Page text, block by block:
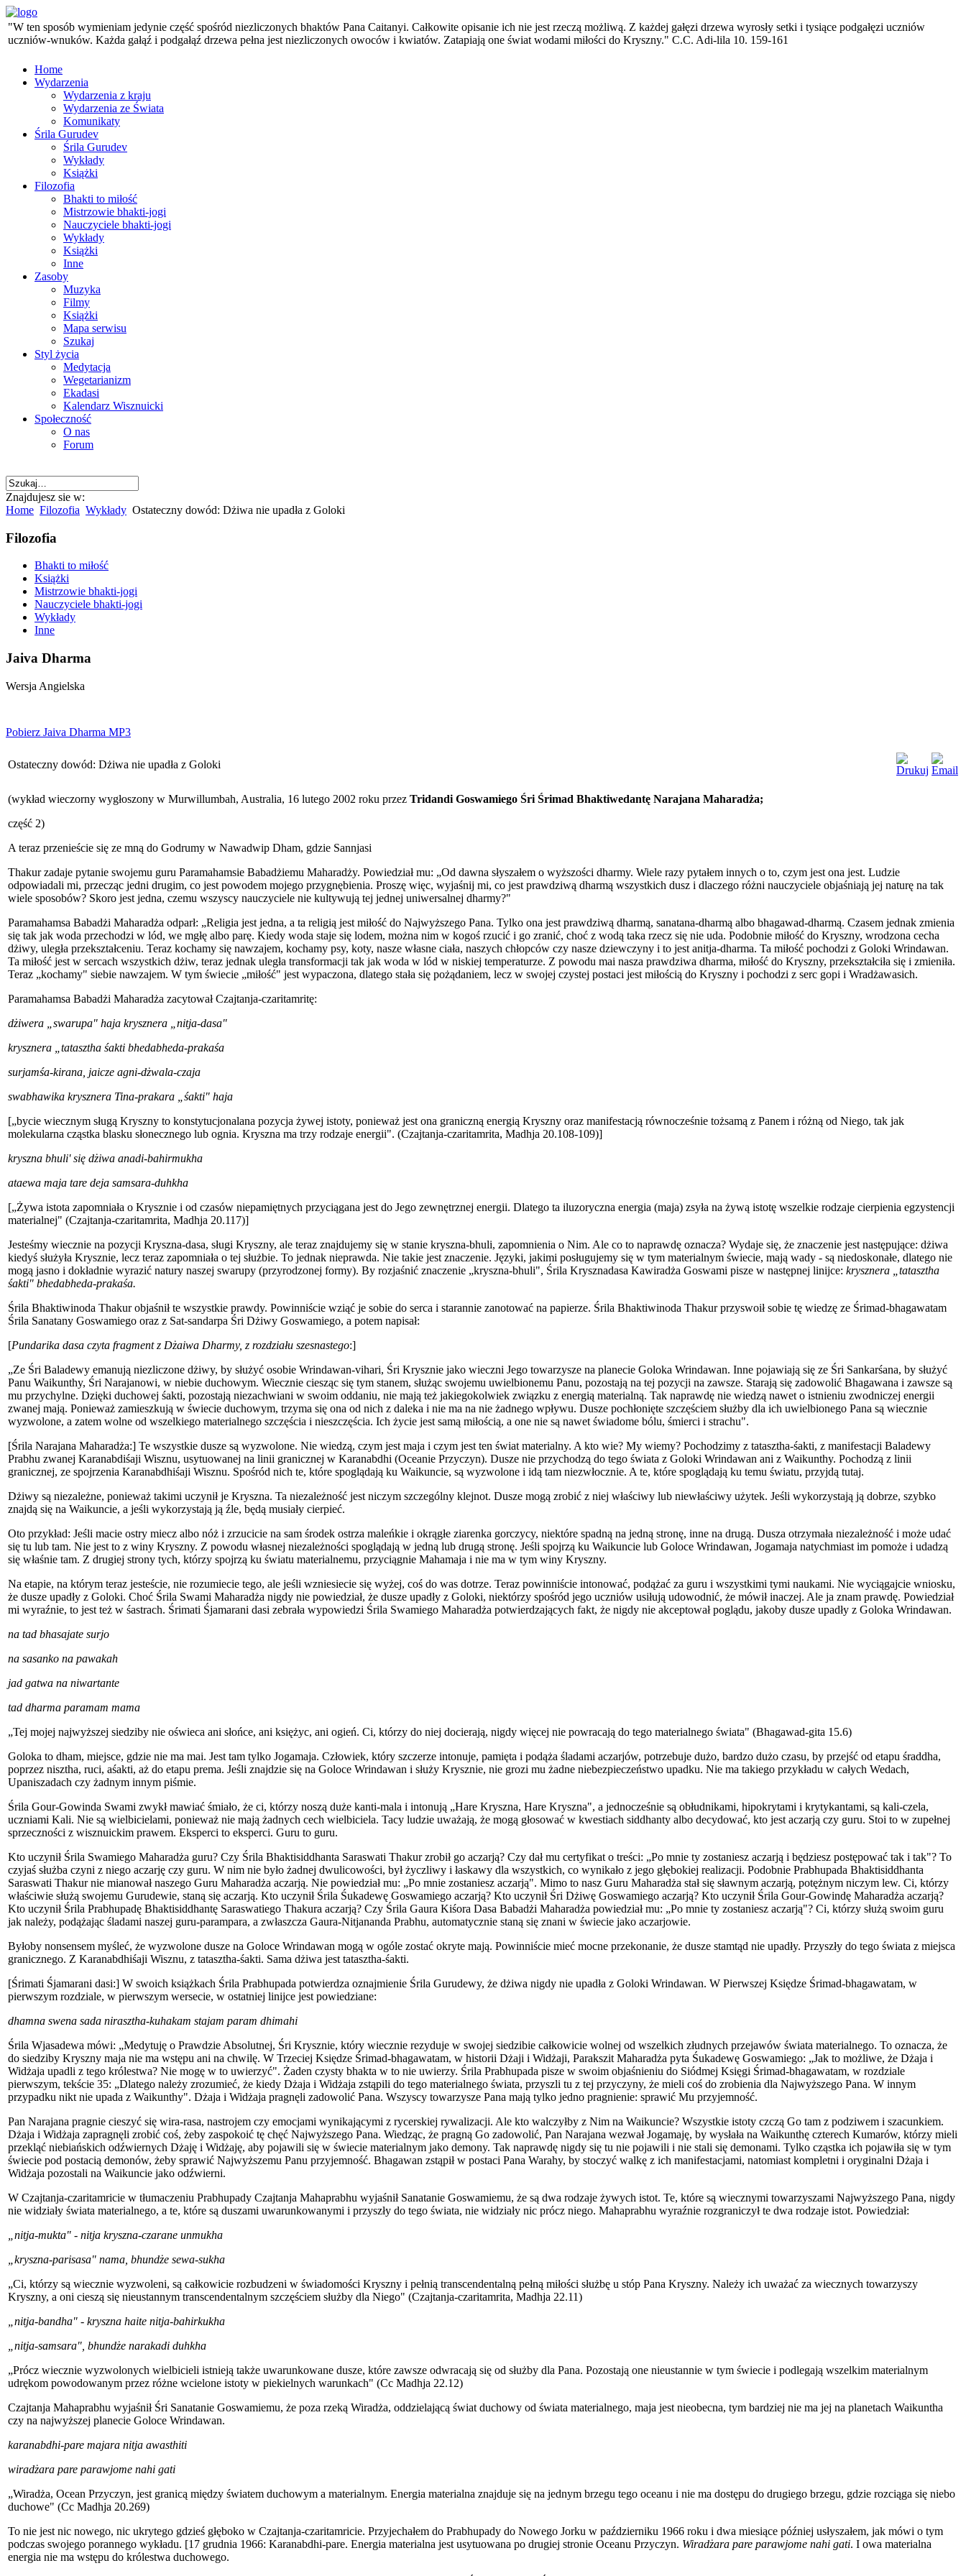
"W ten sposób wymieniam jedynie część spośród niezliczonych bhaktów Pana Caitanyi. Całkowite opisanie ich nie jest rzeczą możliwą. Z każdej gałęzi drzewa wyrosły setki i tysiące podgałęzi uczniów
uczniów-wnuków. Każda gałąź i podgałąź drzewa pełna jest niezliczonych owoców i kwiatów. Zatapiają one świat wodami miłości do Kryszny." C.C. Adi-lila 10. 159-161
Home
Wydarzenia
Wydarzenia z kraju
Wydarzenia ze Świata
Komunikaty
Śrila Gurudev
Śrila Gurudev
Wykłady
Książki
Filozofia
Bhakti to miłość
Mistrzowie bhakti-jogi
Nauczyciele bhakti-jogi
Wykłady
Książki
Inne
Zasoby
Muzyka
Filmy
Książki
Mapa serwisu
Szukaj
Styl życia
Medytacja
Wegetarianizm
Ekadasi
Kalendarz Wisznuicki
Społeczność
O nas
Forum
Znajdujesz sie w:
Home Filozofia Wykłady Ostateczny dowód: Dżiwa nie upadła z Goloki
Filozofia
Bhakti to miłość
Książki
Mistrzowie bhakti-jogi
Nauczyciele bhakti-jogi
Wykłady
Inne
Jaiva Dharma
Wersja Angielska
Pobierz Jaiva Dharma MP3
Ostateczny dowód: Dżiwa nie upadła z Goloki
(wykład wieczorny wygłoszony w Murwillumbah, Australia, 16 lutego 2002 roku przez Tridandi Goswamiego Śri Śrimad Bhaktiwedantę Narajana Maharadża;
część 2)
A teraz przenieście się ze mną do Godrumy w Nawadwip Dham, gdzie Sannjasi
Thakur zadaje pytanie swojemu guru Paramahamsie Babadżiemu Maharadży. Powiedział mu: „Od dawna słyszałem o wyższości dharmy. Wiele razy pytałem innych o to, czym jest ona jest. Ludzie
odpowiadali mi, przecząc jedni drugim, co jest powodem mojego przygnębienia. Proszę więc, wyjaśnij mi, co jest prawdziwą dharmą wszystkich dusz i dlaczego różni nauczyciele objaśniają jej naturę na tak
wiele sposobów? Skoro jest jedna, czemu wszyscy nauczyciele nie kultywują tej jednej uniwersalnej dharmy?"
Paramahamsa Babadżi Maharadża odparł: „Religia jest jedna, a ta religią jest miłość do Najwyższego Pana. Tylko ona jest prawdziwą dharmą, sanatana-dharmą albo bhagawad-dharmą. Czasem jednak zmienia
się tak jak woda przechodzi w lód, we mgłę albo parę. Kiedy woda staje się lodem, można nim w kogoś rzucić i go zranić, choć z wodą taka rzecz się nie uda. Podobnie miłość do Kryszny, wrodzona cecha
dżiwy, uległa przekształceniu. Teraz kochamy się nawzajem, kochamy psy, koty, nasze własne ciała, naszych chłopców czy nasze dziewczyny i to jest anitja-dharma. Ta miłość pochodzi z Goloki Wrindawan.
Ta miłość jest w sercach wszystkich dżiw, teraz jednak uległa transformacji tak jak woda w lód w niskiej temperaturze. Z powodu mai nasza prawdziwa dharma, miłość do Kryszny, przekształciła się i zmieniła.
Teraz „kochamy" siebie nawzajem. W tym świecie „miłość" jest wypaczona, dlatego stała się pożądaniem, lecz w swojej czystej postaci jest miłością do Kryszny i pochodzi z serc gopi i Wradżawasich.
Paramahamsa Babadżi Maharadża zacytował Czajtanja-czaritamritę:
dżiwera „swarupa" haja krysznera „nitja-dasa"
krysznera „tatasztha śakti bhedabheda-prakaśa
surjamśa-kirana, jaicze agni-dżwala-czaja
swabhawika krysznera Tina-prakara „śakti" haja
[„bycie wiecznym sługą Kryszny to konstytucjonalana pozycja żywej istoty, ponieważ jest ona graniczną energią Kryszny oraz manifestacją równocześnie tożsamą z Panem i różną od Niego, tak jak
molekularna cząstka blasku słonecznego lub ognia. Kryszna ma trzy rodzaje energii". (Czajtanja-czaritamrita, Madhja 20.108-109)]
kryszna bhuli' się dżiwa anadi-bahirmukha
ataewa maja tare deja samsara-duhkha
[„Żywa istota zapomniała o Krysznie i od czasów niepamiętnych przyciągana jest do Jego zewnętrznej energii. Dlatego ta iluzoryczna energia (maja) zsyła na żywą istotę wszelkie rodzaje cierpienia egzystencji
materialnej" (Czajtanja-czaritamrita, Madhja 20.117)]
Jesteśmy wiecznie na pozycji Kryszna-dasa, sługi Kryszny, ale teraz znajdujemy się w stanie kryszna-bhuli, zapomnienia o Nim. Ale co to naprawdę oznacza? Wydaje się, że znaczenie jest następujące: dżiwa
kiedyś służyła Krysznie, lecz teraz zapomniała o tej służbie. To jednak nieprawda. Nie takie jest znaczenie. Języki, jakimi posługujemy się w tym materialnym świecie, mają wady - są niedoskonałe, dlatego nie
mogą jasno i dokładnie wyrazić natury naszej swarupy (przyrodzonej formy). By rozjaśnić znaczenie „kryszna-bhuli", Śrila Krysznadasa Kawiradża Goswami pisze w następnej linijce: krysznera „tatasztha
śakti" bhedabheda-prakaśa.
Śrila Bhaktiwinoda Thakur objaśnił te wszystkie prawdy. Powinniście wziąć je sobie do serca i starannie zanotować na papierze. Śrila Bhaktiwinoda Thakur przyswoił sobie tę wiedzę ze Śrimad-bhagawatam
Śrila Sanatany Goswamiego oraz z Sat-sandarpa Śri Dżiwy Goswamiego, a potem napisał:
[Pundarika dasa czyta fragment z Dżaiwa Dharmy, z rozdziału szesnastego:]
„Ze Śri Baladewy emanują niezliczone dżiwy, by służyć osobie Wrindawan-vihari, Śri Krysznie jako wieczni Jego towarzysze na planecie Goloka Wrindawan. Inne pojawiają się ze Śri Sankarśana, by służyć
Panu Waikunthy, Śri Narajanowi, w niebie duchowym. Wiecznie ciesząc się tym stanem, służąc swojemu uwielbionemu Panu, pozostają na tej pozycji na zawsze. Starają się zadowolić Bhagawana i zawsze są
mu przychylne. Dzięki duchowej śakti, pozostają niezachwiani w swoim oddaniu, nie mają też jakiegokolwiek związku z energią materialną. Tak naprawdę nie wiedzą nawet o istnieniu zwodniczej energii
zwanej mają. Ponieważ zamieszkują w świecie duchowym, trzyma się ona od nich z daleka i nie ma na nie żadnego wpływu. Dusze pochłonięte szczęściem służby dla ich uwielbionego Pana są wiecznie
wyzwolone, a zatem wolne od wszelkiego materialnego szczęścia i nieszczęścia. Ich życie jest samą miłością, a one nie są nawet świadome bólu, śmierci i strachu".
[Śrila Narajana Maharadża:] Te wszystkie dusze są wyzwolone. Nie wiedzą, czym jest maja i czym jest ten świat materialny. A kto wie? My wiemy? Pochodzimy z tatasztha-śakti, z manifestacji Baladewy
Prabhu zwanej Karanabdiśaji Wisznu, usytuowanej na linii granicznej w Karanabdhi (Oceanie Przyczyn). Dusze nie przychodzą do tego świata z Goloki Wrindawan ani z Waikunthy. Pochodzą z linii
granicznej, ze spojrzenia Karanabdhiśaji Wisznu. Spośród nich te, które spoglądają ku Waikuncie, są wyzwolone i idą tam niezwłocznie. A te, które spoglądają ku temu światu, przyjdą tutaj.
Dżiwy są niezależne, ponieważ takimi uczynił je Kryszna. Ta niezależność jest niczym szczególny klejnot. Dusze mogą zrobić z niej właściwy lub niewłaściwy użytek. Jeśli wykorzystają ją dobrze, szybko
znajdą się na Waikuncie, a jeśli wykorzystają ją źle, będą musiały cierpieć.
Oto przykład: Jeśli macie ostry miecz albo nóż i zrzucicie na sam środek ostrza maleńkie i okrągłe ziarenka gorczycy, niektóre spadną na jedną stronę, inne na drugą. Dusza otrzymała niezależność i może udać
się tu lub tam. Nie jest to z winy Kryszny. Z powodu własnej niezależności spoglądają w jedną lub drugą stronę. Jeśli spojrzą ku Waikuncie lub Goloce Wrindawan, Jogamaja natychmiast im pomoże i udadzą
się właśnie tam. Z drugiej strony tych, którzy spojrzą ku światu materialnemu, przyciągnie Mahamaja i nie ma w tym winy Kryszny.
Na etapie, na którym teraz jesteście, nie rozumiecie tego, ale jeśli wzniesiecie się wyżej, coś do was dotrze. Teraz powinniście intonować, podążać za guru i wszystkimi tymi naukami. Nie wyciągajcie wniosku,
że dusze upadły z Goloki. Choć Śrila Swami Maharadża nigdy nie powiedział, że dusze upadły z Goloki, niektórzy spośród jego uczniów usiłują udowodnić, że mówił inaczej. Ale ja znam prawdę. Powiedział
mi wyraźnie, to jest też w śastrach. Śrimati Śjamarani dasi zebrała wypowiedzi Śrila Swamiego Maharadża potwierdzających fakt, że nigdy nie akceptował poglądu, jakoby dusze upadły z Goloka Wrindawan.
na tad bhasajate surjo
na sasanko na pawakah
jad gatwa na niwartante
tad dharma paramam mama
„Tej mojej najwyższej siedziby nie oświeca ani słońce, ani księżyc, ani ogień. Ci, którzy do niej docierają, nigdy więcej nie powracają do tego materialnego świata" (Bhagawad-gita 15.6)
Goloka to dham, miejsce, gdzie nie ma mai. Jest tam tylko Jogamaja. Człowiek, który szczerze intonuje, pamięta i podąża śladami aczarjów, potrzebuje dużo, bardzo dużo czasu, by przejść od etapu śraddha,
poprzez nisztha, ruci, aśakti, aż do etapu prema. Jeśli znajdzie się na Goloce Wrindawan i służy Krysznie, nie grozi mu żadne niebezpieczeństwo upadku. Nie ma takiego przykładu w całych Wedach,
Upaniszadach czy żadnym innym piśmie.
Śrila Gour-Gowinda Swami zwykł mawiać śmiało, że ci, którzy noszą duże kanti-mala i intonują „Hare Kryszna, Hare Kryszna", a jednocześnie są obłudnikami, hipokrytami i krytykantami, są kali-czela,
uczniami Kali. Nie są wielbicielami, ponieważ nie mają żadnych cech wielbiciela. Tacy ludzie uważają, że mogą głosować w kwestiach siddhanty albo decydować, kto jest aczarją czy guru. Stoi to w zupełnej
sprzeczności z wisznuickim prawem. Eksperci to eksperci. Guru to guru.
Kto uczynił Śrila Swamiego Maharadża guru? Czy Śrila Bhaktisiddhanta Saraswati Thakur zrobił go aczarją? Czy dał mu certyfikat o treści: „Po mnie ty zostaniesz aczarją i będziesz postępować tak i tak"? To
czyjaś służba czyni z niego aczarję czy guru. W nim nie było żadnej dwulicowości, był życzliwy i łaskawy dla wszystkich, co wynikało z jego głębokiej realizacji. Podobnie Prabhupada Bhaktisiddhanta
Saraswati Thakur nie mianował naszego Guru Maharadża aczarją. Nie powiedział mu: „Po mnie zostaniesz aczarją". Mimo to nasz Guru Maharadża stał się sławnym aczarją, potężnym niczym lew. Ci, którzy
właściwie służą swojemu Gurudewie, staną się aczarją. Kto uczynił Śrila Śukadewę Goswamiego aczarją? Kto uczynił Śri Dżiwę Goswamiego aczarją? Kto uczynił Śrila Gour-Gowindę Maharadża aczarją?
Kto uczynił Śrila Prabhupadę Bhaktisiddhantę Saraswatiego Thakura aczarją? Czy Śrila Gaura Kiśora Dasa Babadżi Maharadża powiedział mu: „Po mnie ty zostaniesz aczarją"? Ci, którzy służą swoim guru
jak należy, podążając śladami naszej guru-parampara, a zwłaszcza Gaura-Nitjananda Prabhu, automatycznie staną się znani w świecie jako aczarjowie.
Byłoby nonsensem myśleć, że wyzwolone dusze na Goloce Wrindawan mogą w ogóle zostać okryte mają. Powinniście mieć mocne przekonanie, że dusze stamtąd nie upadły. Przyszły do tego świata z miejsca
granicznego. Z Karanabdhiśaji Wisznu, z tatasztha-śakti. Sama dżiwa jest tatasztha-śakti.
[Śrimati Śjamarani dasi:] W swoich książkach Śrila Prabhupada potwierdza oznajmienie Śrila Gurudewy, że dżiwa nigdy nie upadła z Goloki Wrindawan. W Pierwszej Księdze Śrimad-bhagawatam, w
pierwszym rozdziale, w pierwszym wersecie, w ostatniej linijce jest powiedziane:
dhamna swena sada nirasztha-kuhakam stajam param dhimahi
Śrila Wjasadewa mówi: „Medytuję o Prawdzie Absolutnej, Śri Krysznie, który wiecznie rezyduje w swojej siedzibie całkowicie wolnej od wszelkich złudnych przejawów świata materialnego. To oznacza, że
do siedziby Kryszny maja nie ma wstępu ani na chwilę. W Trzeciej Księdze Śrimad-bhagawatam, w historii Dżaji i Widżaji, Parakszit Maharadża pyta Śukadewę Goswamiego: „Jak to możliwe, że Dżaja i
Widżaja upadli z tego królestwa? Nie mogę w to uwierzyć". Żaden czysty bhakta w to nie uwierzy. Śrila Prabhupada pisze w swoim objaśnieniu do Siódmej Księgi Śrimad-bhagawatam, w rozdziale
pierwszym, tekście 35: „Dlatego należy zrozumieć, że kiedy Dżaja i Widżaja zstąpili do tego materialnego świata, przyszli tu z tej przyczyny, że mieli coś do zrobienia dla Najwyższego Pana. W innym
przypadku nikt nie upada z Waikunthy". Dżaja i Widżaja pragnęli zadowolić Pana. Wszyscy towarzysze Pana mają tylko jedno pragnienie: sprawić Mu przyjemność.
Pan Narajana pragnie cieszyć się wira-rasa, nastrojem czy emocjami wynikającymi z rycerskiej rywalizacji. Ale kto walczyłby z Nim na Waikuncie? Wszystkie istoty czczą Go tam z podziwem i szacunkiem.
Dżaja i Widżaja zapragnęli zrobić coś, żeby zaspokoić tę chęć Najwyższego Pana. Wiedząc, że pragną Go zadowolić, Pan Narajana wezwał Jogamaję, by wysłała na Waikunthę czterech Kumarów, którzy mieli
przekląć niebiańskich odźwiernych Dżaję i Widżaję, aby pojawili się w świecie materialnym jako demony. Tak naprawdę nigdy się tu nie pojawili i nie stali się demonami. Tylko cząstka ich pojawiła się w tym
świecie pod postacią demonów, żeby sprawić Najwyższemu Panu przyjemność. Bhagawan zstąpił w postaci Pana Warahy, by stoczyć walkę z ich manifestacjami, natomiast kompletni i oryginalni Dżaja i
Widżaja pozostali na Waikuncie jako odźwierni.
W Czajtanja-czaritamricie w tłumaczeniu Prabhupady Czajtanja Mahaprabhu wyjaśnił Sanatanie Goswamiemu, że są dwa rodzaje żywych istot. Te, które są wiecznymi towarzyszami Najwyższego Pana, nigdy
nie widziały świata materialnego, a te, które są duszami uwarunkowanymi i przyszły do tego świata, nie widziały nic prócz niego. Mahaprabhu wyraźnie rozgraniczył te dwa rodzaje istot. Powiedział:
„nitja-mukta" - nitja kryszna-czarane unmukha
„kryszna-parisasa" nama, bhundże sewa-sukha
„Ci, którzy są wiecznie wyzwoleni, są całkowicie rozbudzeni w świadomości Kryszny i pełnią transcendentalną pełną miłości służbę u stóp Pana Kryszny. Należy ich uważać za wiecznych towarzyszy
Kryszny, a oni cieszą się nieustannym transcendentalnym szczęściem służby dla Niego" (Czajtanja-czaritamrita, Madhja 22.11)
„nitja-bandha" - kryszna haite nitja-bahirkukha
„nitja-samsara", bhundże narakadi duhkha
„Prócz wiecznie wyzwolonych wielbicieli istnieją także uwarunkowane dusze, które zawsze odwracają się od służby dla Pana. Pozostają one nieustannie w tym świecie i podlegają wszelkim materialnym
udrękom powodowanym przez różne wcielone istoty w piekielnych warunkach" (Cc Madhja 22.12)
Czajtanja Mahaprabhu wyjaśnił Śri Sanatanie Goswamiemu, że poza rzeką Wiradża, oddzielającą świat duchowy od świata materialnego, maja jest nieobecna, tym bardziej nie ma jej na planetach Waikuntha
czy na najwyższej planecie Goloce Wrindawan.
karanabdhi-pare majara nitja awasthiti
wiradżara pare parawjome nahi gati
„Wiradża, Ocean Przyczyn, jest granicą między światem duchowym a materialnym. Energia materialna znajduje się na jednym brzegu tego oceanu i nie ma dostępu do drugiego brzegu, gdzie rozciąga się niebo
duchowe" (Cc Madhja 20.269)
To nie jest nic nowego, nic ukrytego gdzieś głęboko w Czajtanja-czaritamricie. Przyjechałem do Prabhupady do Nowego Jorku w październiku 1966 roku i dwa miesiące później usłyszałem, jak mówi o tym
podczas swojego porannego wykładu. [17 grudnia 1966: Karanabdhi-pare. Energia materialna jest usytuowana po drugiej stronie Oceanu Przyczyn. Wiradżara pare parawjome nahi gati. I owa materialna
energia nie ma wstępu do królestwa duchowego.